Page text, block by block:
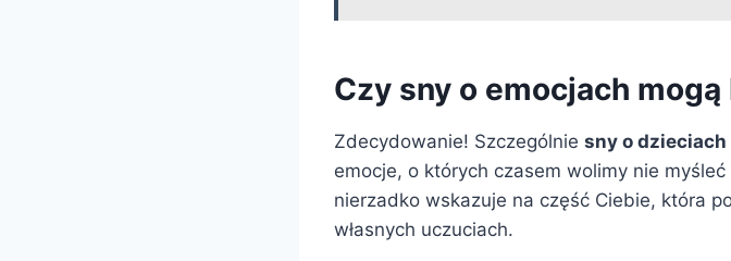
Czy sny o emocjach
Zdecydowanie! Szczególnie sny o dzieciach
emocje, o których czasem wolimy nie
nierzadko wskazuje na część Ciebie, która
własnych uczuciach.